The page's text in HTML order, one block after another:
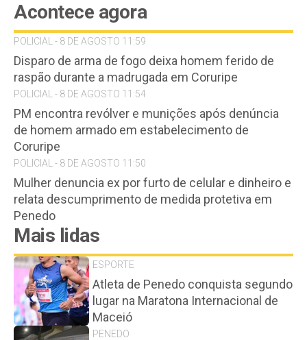
Acontece agora
POLICIAL - 8 DE AGOSTO 11:59
Disparo de arma de fogo deixa homem ferido de
raspão durante a madrugada em Coruripe
POLICIAL - 8 DE AGOSTO 11:54
PM encontra revólver e munições após denúncia
de homem armado em estabelecimento de
Coruripe
POLICIAL - 8 DE AGOSTO 11:50
Mulher denuncia ex por furto de celular e dinheiro e
relata descumprimento de medida protetiva em
Penedo
Mais lidas
ESPORTE
Atleta de Penedo conquista segundo
lugar na Maratona Internacional de
Maceió
PENEDO